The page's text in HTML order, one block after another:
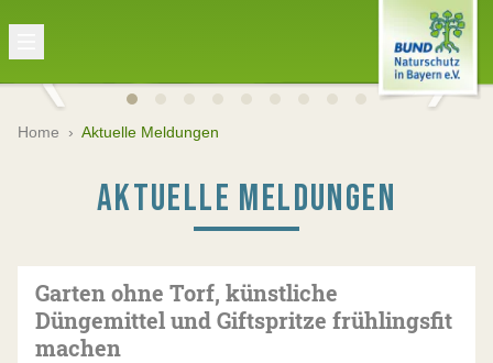
Home › Aktuelle Meldungen
AKTUELLE MELDUNGEN
Garten ohne Torf, künstliche
Düngemittel und Giftspritze frühlingsfit
machen